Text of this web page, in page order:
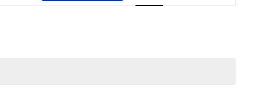
Navigácie